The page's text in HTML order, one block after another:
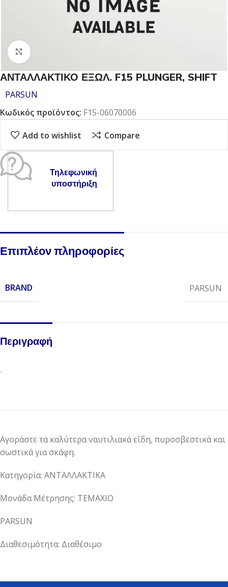
Click to enlarge
ΑΝΤΑΛΛΑΚΤΙΚΟ ΕΞΩΛ. F15 PLUNGER, SHIFT
PARSUN
Κωδικός προϊόντος: F15-06070006
Add to wishlist Compare
Τηλεφωνική
υποστήριξη
Επιπλέον πληροφορίες
BRAND PARSUN
Περιγραφή
.
Αγοράστε τα καλύτερα ναυτιλιακά είδη, πυροσβεστικά και
σωστικά για σκάφη.
Κατηγορία: ΑΝΤΑΛΛΑΚΤΙΚΑ
Μονάδα Μέτρησης: ΤΕΜΑΧΙΟ
PARSUN
Διαθεσιμότητα: Διαθέσιμο